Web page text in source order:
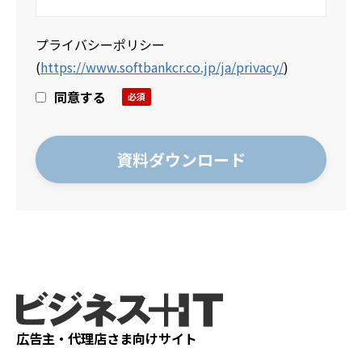
プライバシーポリシー
(https://www.softbankcr.co.jp/ja/privacy/)
同意する
広告主・代理店さま向けサイト